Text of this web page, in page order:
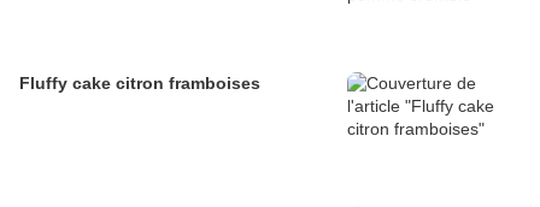
Fluffy cake citron framboises